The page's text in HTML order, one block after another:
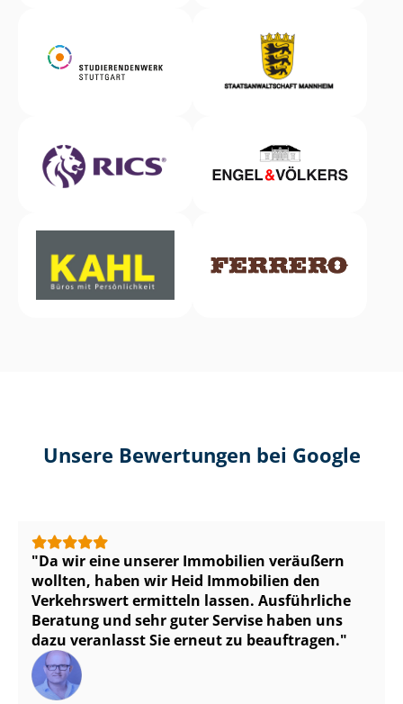
Unsere Bewertungen bei Google
Da wir eine unserer Immobilien veräußern
wollten, haben wir Heid Immobilien den
Verkehrswert ermitteln lassen. Ausführliche
Beratung und sehr guter Servise haben uns
dazu veranlasst Sie erneut zu beauftragen.